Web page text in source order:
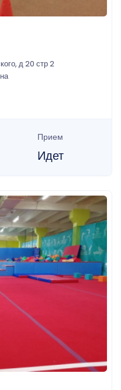
д 20 стр 2
Прием
Идет